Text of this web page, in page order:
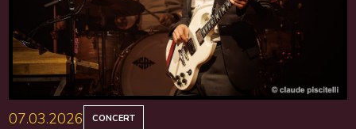
07.03.2026 CONCERT